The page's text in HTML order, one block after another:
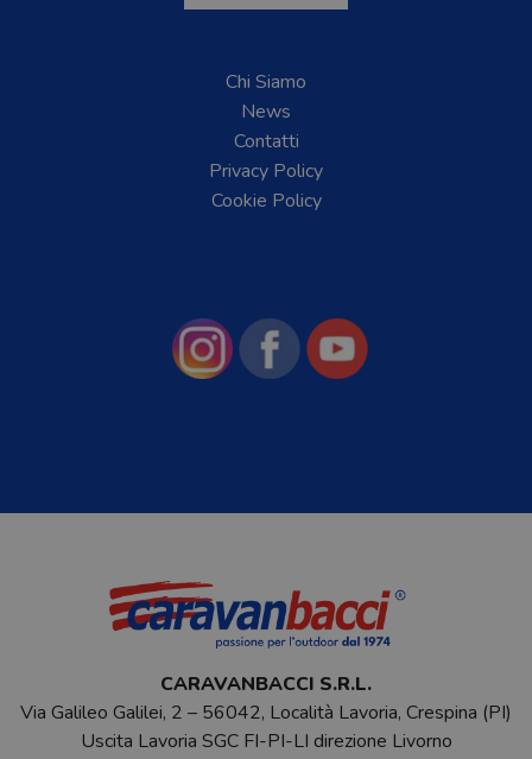
Chi Siamo
News
Contatti
Privacy Policy
Cookie Policy
CARAVANBACCI S.R.L.
Via Galileo Galilei, 2 – 56042, Località Lavoria, Crespina (PI)
Uscita Lavoria SGC FI-PI-LI direzione Livorno